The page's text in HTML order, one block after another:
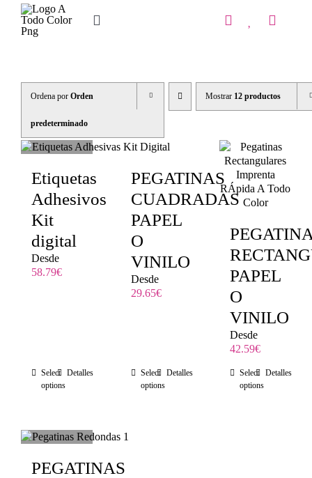
Saltar
contenido
Toggle
REGALOS PERSONALIZADOS
Ordena por Orden
predeterminado
Mostrar 12 productos
Etiquetas
Adhesivos
Kit
digital
Desde
58.79€
Select
options
Detalles
PEGATINAS
CUADRADAS
PAPEL
O
VINILO
Desde
29.65€
Select
options
Detalles
PAPEL
O
VINILO
Desde
42.59€
Select
options
Detalles
PEGATINAS